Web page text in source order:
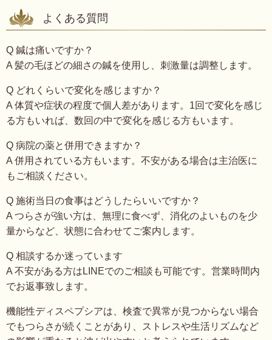
よくある質問
Q 鍼は痛いですか？
A 髪の毛ほどの細さの鍼を使用し、刺激量は調整します。
Q どれくらいで変化を感じますか？
A 体質や症状の程度で個人差があります。1回で変化を感じ
る方もいれば、数回の中で変化を感じる方もいます。
Q 病院の薬と併用できますか？
A 併用されている方もいます。不安がある場合は主治医に
もご相談ください。
Q 施術当日の食事はどうしたらいいですか？
A つらさが強い方は、無理に食べず、消化のよいものを少
量からなど、状態に合わせてご案内します。
Q 相談するか迷っています
A 不安がある方はLINEでのご相談も可能です。営業時間内
でお返事致します。
機能性ディスペプシアは、検査で異常が見つからない場合
でもつらさが続くことがあり、ストレスや生活リズムなど